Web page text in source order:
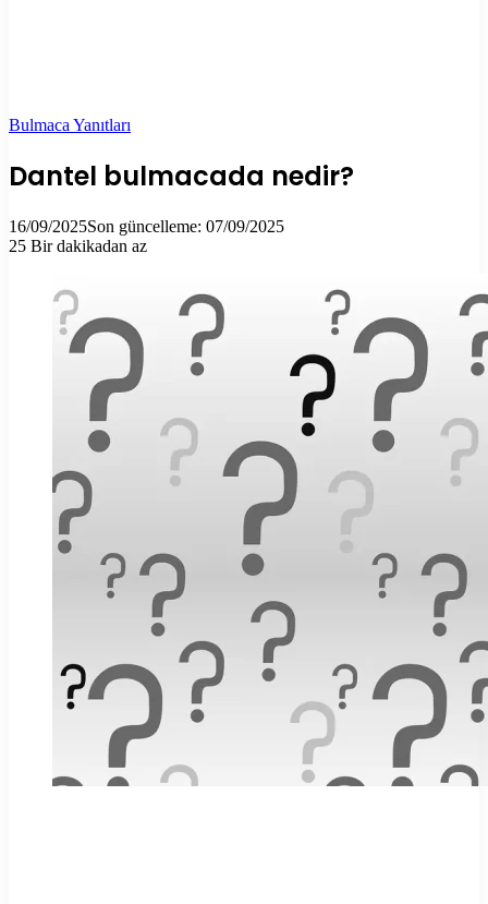
Bulmaca Yanıtları
Dantel bulmacada nedir?
16/09/2025Son güncelleme: 07/09/2025
25 Bir dakikadan az